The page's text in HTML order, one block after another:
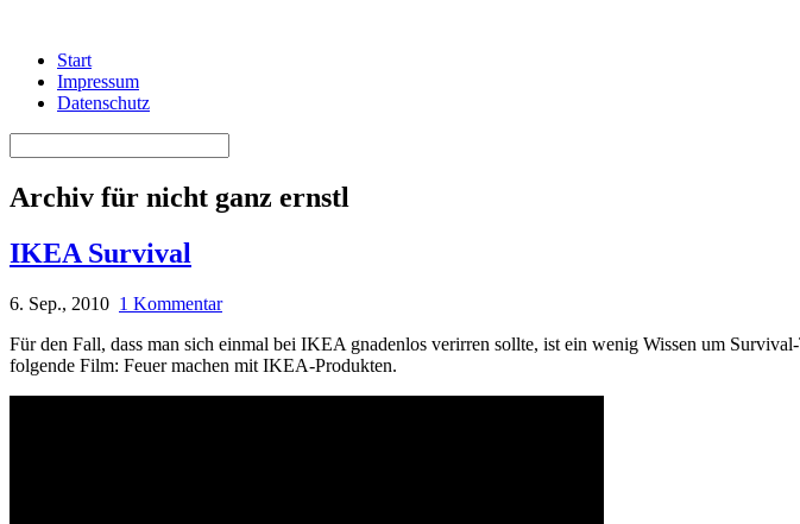
Start
Impressum
Datenschutz
Archiv für nicht ganz ernstl
IKEA Survival
6. Sep., 2010 1 Kommentar
Für den Fall, dass man sich einmal bei IKEA gnadenlos verirren sollte, ist ein wenig Wissen um
folgende Film: Feuer machen mit IKEA-Produkten.